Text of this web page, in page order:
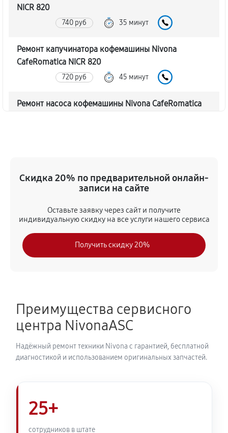
NICR 820
740 руб 35 минут
Ремонт капучинатора кофемашины Nivona
CafeRomatica NICR 820
720 руб 45 минут
Ремонт насоса кофемашины Nivona CafeRomatica
620 руб 45 минут
Чистка от кофейных масел
Замена модуля управления
NICR 820
720 руб 40 минут
Ремонт гидросистемы кофемашины Nivona
CafeRomatica NICR 820
Ремонт кофемолки кофемашины Nivona
CafeRomatica NICR 820
Скидка 20% по предварительной онлайн-
записи на сайте
Оставьте заявку через сайт и получите
индивидуальную скидку на все услуги нашего сервиса
Получить скидку 20%
Преимущества сервисного
центра NivonaASC
Надёжный ремонт техники Nivona с гарантией, бесплатной
диагностикой и использованием оригинальных запчастей.
25+
сотрудников в штате